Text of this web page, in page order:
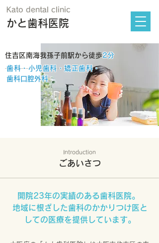
Kato dental clinic
かと歯科医院
住吉区南海我孫子前駅から徒歩2分
歯科・小児歯科・矯正歯科・
歯科口腔外科
Introduction
ごあいさつ
開院23年の実績のある歯科医院。
地域に根ざした歯科のかかりつけ医と
しての医療を提供しています。